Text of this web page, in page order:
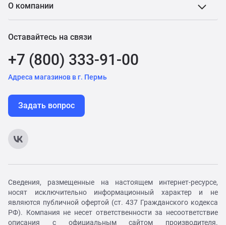
О компании
Оставайтесь на связи
+7 (800) 333-91-00
Адреса магазинов в г. Пермь
Задать вопрос
Сведения, размещенные на настоящем интернет-ресурсе,
носят исключительно информационный характер и не
являются публичной офертой (ст. 437 Гражданского кодекса
РФ). Компания не несет ответственности за несоответствие
описания с официальным сайтом производителя.